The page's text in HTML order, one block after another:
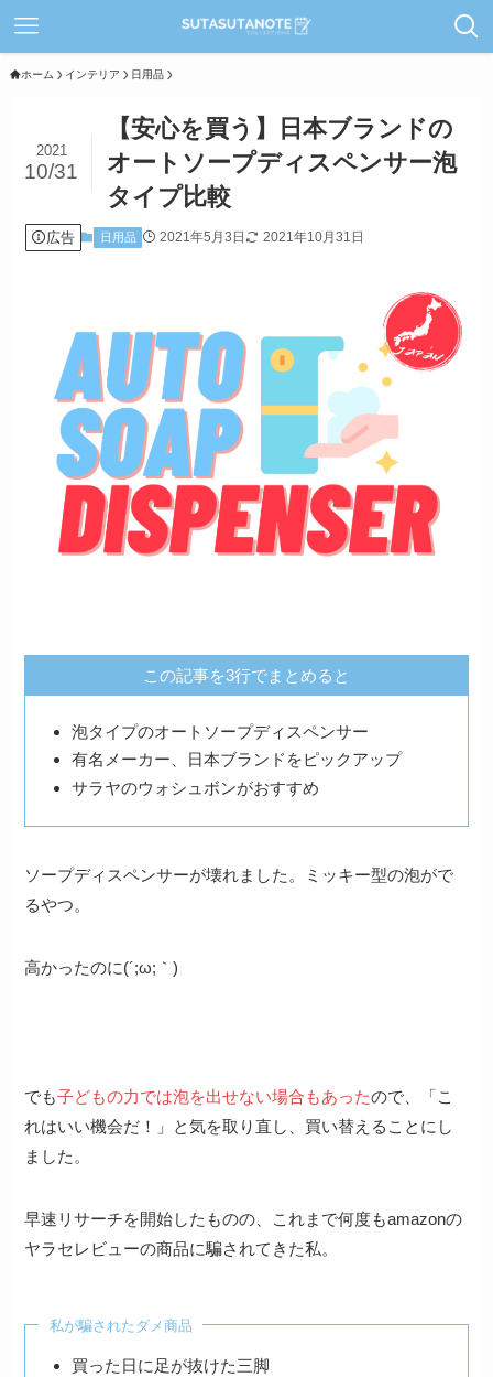
ホーム インテリア 日用品
【安心を買う】日本ブランドの
オートソープディスペンサー泡
タイプ比較
2021
10/31
広告 日用品 2021年5月3日 2021年10月31日
この記事を3行でまとめると
泡タイプのオートソープディスペンサー
有名メーカー、日本ブランドをピックアップ
サラヤのウォシュボンがおすすめ
ソープディスペンサーが壊れました。ミッキー型の泡がで
るやつ。
高かったのに(´;ω;｀)
でも子どもの力では泡を出せない場合もあったので、「こ
れはいい機会だ！」と気を取り直し、買い替えることにし
ました。
早速リサーチを開始したものの、これまで何度もamazonの
ヤラセレビューの商品に騙されてきた私。
私が騙されたダメ商品
買った日に足が抜けた三脚